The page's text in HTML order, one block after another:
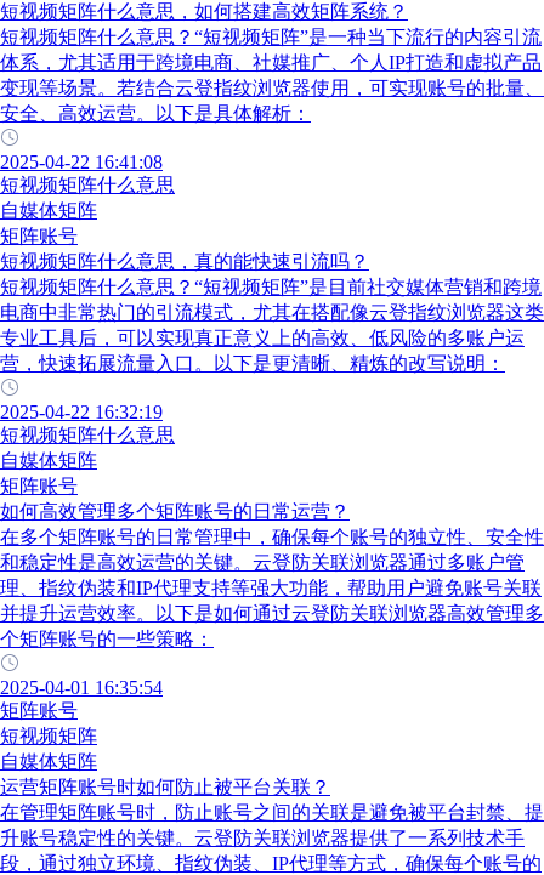
短视频矩阵什么意思，如何搭建高效矩阵系统？
短视频矩阵什么意思？“短视频矩阵”是一种当下流行的内容引流
体系，尤其适用于跨境电商、社媒推广、个人IP打造和虚拟产品
变现等场景。若结合云登指纹浏览器使用，可实现账号的批量、
安全、高效运营。以下是具体解析：
2025-04-22 16:41:08
短视频矩阵什么意思
自媒体矩阵
矩阵账号
短视频矩阵什么意思，真的能快速引流吗？
短视频矩阵什么意思？“短视频矩阵”是目前社交媒体营销和跨境
电商中非常热门的引流模式，尤其在搭配像云登指纹浏览器这类
专业工具后，可以实现真正意义上的高效、低风险的多账户运
营，快速拓展流量入口。以下是更清晰、精炼的改写说明：
2025-04-22 16:32:19
短视频矩阵什么意思
自媒体矩阵
矩阵账号
如何高效管理多个矩阵账号的日常运营？
在多个矩阵账号的日常管理中，确保每个账号的独立性、安全性
和稳定性是高效运营的关键。云登防关联浏览器通过多账户管
理、指纹伪装和IP代理支持等强大功能，帮助用户避免账号关联
并提升运营效率。以下是如何通过云登防关联浏览器高效管理多
个矩阵账号的一些策略：
2025-04-01 16:35:54
矩阵账号
短视频矩阵
自媒体矩阵
运营矩阵账号时如何防止被平台关联？
在管理矩阵账号时，防止账号之间的关联是避免被平台封禁、提
升账号稳定性的关键。云登防关联浏览器提供了一系列技术手
段，通过独立环境、指纹伪装、IP代理等方式，确保每个账号的